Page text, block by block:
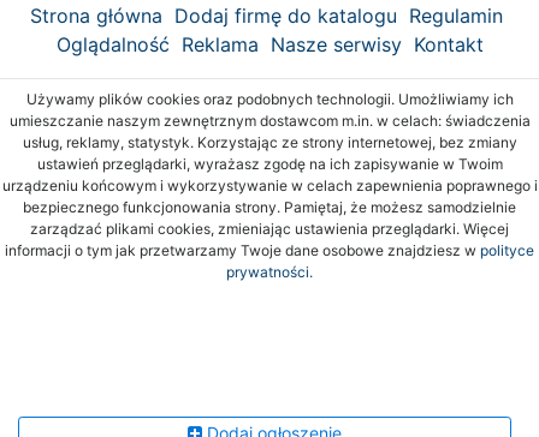
Strona główna Dodaj firmę do katalogu Regulamin
Oglądalność Reklama Nasze serwisy Kontakt
Używamy plików cookies oraz podobnych technologii. Umożliwiamy ich
umieszczanie naszym zewnętrznym dostawcom m.in. w celach: świadczenia
usług, reklamy, statystyk. Korzystając ze strony internetowej, bez zmiany
ustawień przeglądarki, wyrażasz zgodę na ich zapisywanie w Twoim
urządzeniu końcowym i wykorzystywanie w celach zapewnienia poprawnego i
bezpiecznego funkcjonowania strony. Pamiętaj, że możesz samodzielnie
zarządzać plikami cookies, zmieniając ustawienia przeglądarki. Więcej
informacji o tym jak przetwarzamy Twoje dane osobowe znajdziesz w polityce
prywatności.
Dodaj ogłoszenie